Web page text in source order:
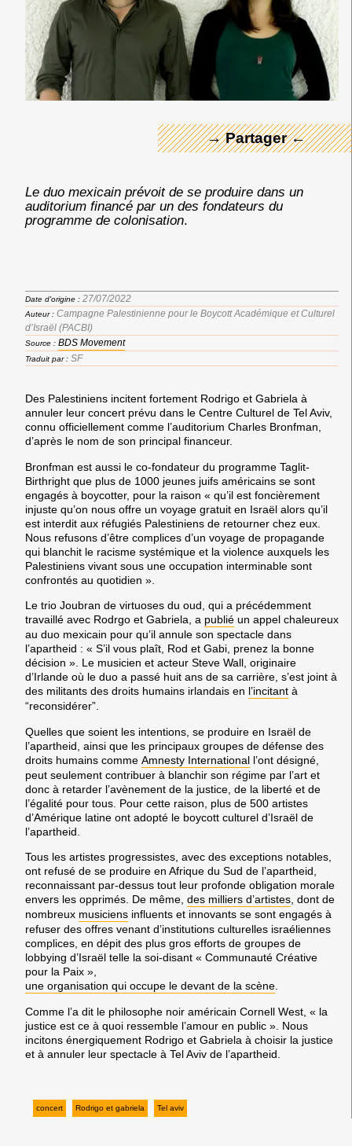
→ Partager ←
← Merci ! →
Le duo mexicain prévoit de se produire dans un
auditorium financé par un des fondateurs du
programme de colonisation.
Date d'origine : 27/07/2022
Auteur : Campagne Palestinienne pour le Boycott Académique et Culturel
d’Israël (PACBI)
Source : BDS Movement
Traduit par : SF
Des Palestiniens incitent fortement Rodrigo et Gabriela à
annuler leur concert prévu dans le Centre Culturel de Tel Aviv,
connu officiellement comme l’auditorium Charles Bronfman,
d’après le nom de son principal financeur.
Bronfman est aussi le co-fondateur du programme Taglit-
Birthright que plus de 1000 jeunes juifs américains se sont
engagés à boycotter, pour la raison « qu’il est foncièrement
injuste qu’on nous offre un voyage gratuit en Israël alors qu’il
est interdit aux réfugiés Palestiniens de retourner chez eux.
Nous refusons d’être complices d’un voyage de propagande
qui blanchit le racisme systémique et la violence auxquels les
Palestiniens vivant sous une occupation interminable sont
confrontés au quotidien ».
Le trio Joubran de virtuoses du oud, qui a précédemment
travaillé avec Rodrgo et Gabriela, a publié un appel chaleureux
au duo mexicain pour qu’il annule son spectacle dans
l’apartheid : « S’il vous plaît, Rod et Gabi, prenez la bonne
décision ». Le musicien et acteur Steve Wall, originaire
d’Irlande où le duo a passé huit ans de sa carrière, s’est joint à
des militants des droits humains irlandais en l’incitant à
“reconsidérer”.
Quelles que soient les intentions, se produire en Israël de
l’apartheid, ainsi que les principaux groupes de défense des
droits humains comme Amnesty International l’ont désigné,
peut seulement contribuer à blanchir son régime par l’art et
donc à retarder l’avènement de la justice, de la liberté et de
l’égalité pour tous. Pour cette raison, plus de 500 artistes
d’Amérique latine ont adopté le boycott culturel d’Israël de
l’apartheid.
Tous les artistes progressistes, avec des exceptions notables,
ont refusé de se produire en Afrique du Sud de l’apartheid,
reconnaissant par-dessus tout leur profonde obligation morale
envers les opprimés. De même, des milliers d’artistes , dont de
nombreux musiciens influents et innovants se sont engagés à
refuser des offres venant d’institutions culturelles israéliennes
complices, en dépit des plus gros efforts de groupes de
lobbying d’Israël telle la soi-disant « Communauté Créative
pour la Paix »,
une organisation qui occupe le devant de la scène
Comme l’a dit le philosophe noir américain Cornell West, « la
justice est ce à quoi ressemble l’amour en public ». Nous
incitons énergiquement Rodrigo et Gabriela à choisir la justice
et à annuler leur spectacle à Tel Aviv de l’apartheid.
concert Rodrigo et gabriela Tel aviv